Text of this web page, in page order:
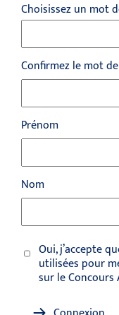
Confirmez le mot
Prénom
Nom
Oui, j’accepte
utilisées pour
sur le Concours